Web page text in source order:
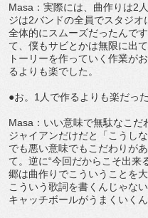
Masa：実際には、曲作りは2
ジは2バンドの全員でスタジオ
全体的にスムーズだったんで
て、僕もサビとかは無限に出
トーリーを作っていく作業が
るよりも楽でした。
●お。1人で作るよりも楽だっ
Masa：いい意味で無駄なこ
ジャイアンだけだと「こうし
でも悪い意味でもこだわりが
て。逆に“今回だからこそ出来
郷は曲作りでこういうことを
こういう歌詞を書くんじゃな
キャッチボールがうまくいくん